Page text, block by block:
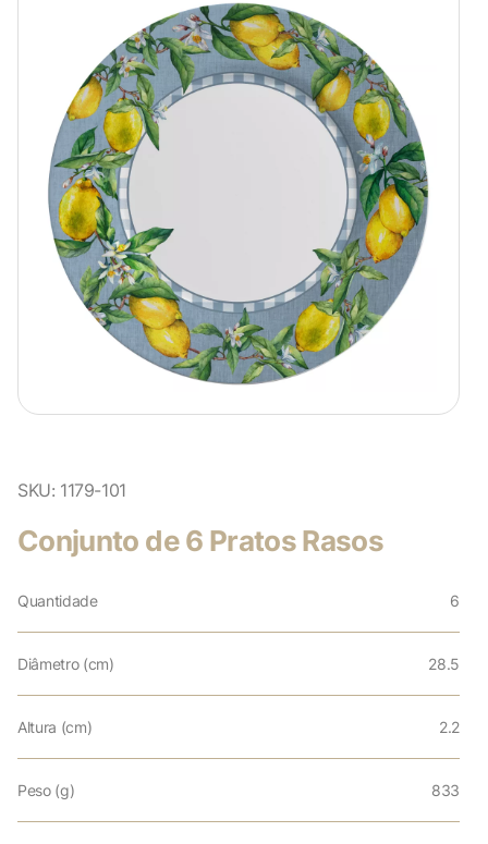
SKU: 1179-101
Conjunto de 6 Pratos Rasos
Quantidade 6
Diâmetro (cm) 28.5
Altura (cm) 2.2
Peso (g) 833